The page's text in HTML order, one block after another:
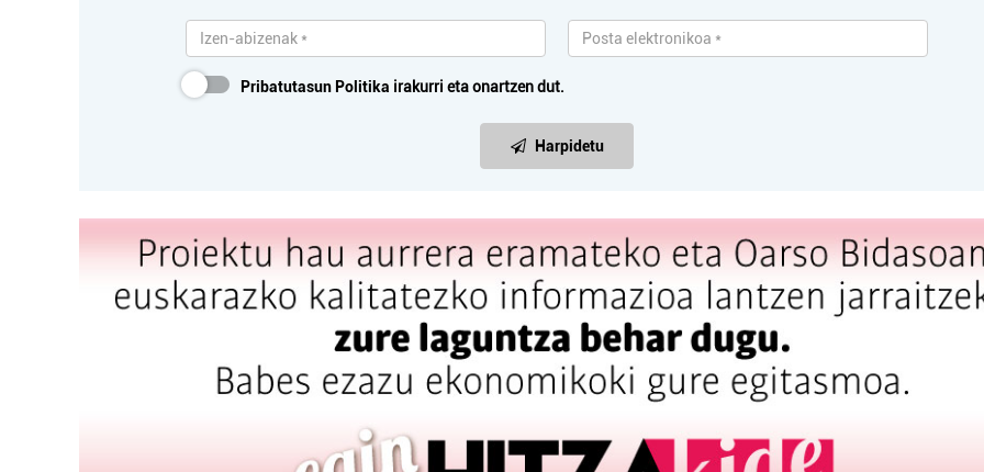
Pribatutasun Politika irakurri eta onartzen dut.
Harpidetu
Ikastetxeak
PLAIAUNDI IKASTETXEA
Irun
Ikastetxeak
KOLDO MITXELENA
HERRI IKASTETXEA
Errenteria-Orereta
Ikastetxeak
PLAIAUNDI
Irun